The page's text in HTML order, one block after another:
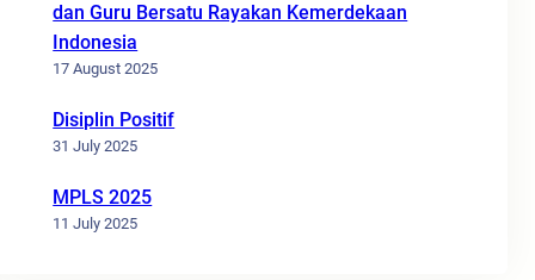
dan Guru Bersatu Rayakan Kemerdekaan
Indonesia
17 August 2025
Disiplin Positif
31 July 2025
MPLS 2025
11 July 2025